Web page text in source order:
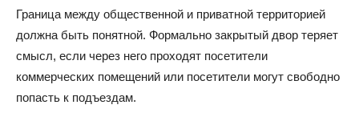
Граница между общественной и приватной территорией
должна быть понятной. Формально закрытый двор теряет
смысл, если через него проходят посетители
коммерческих помещений или посетители могут свободно
попасть к подъездам.